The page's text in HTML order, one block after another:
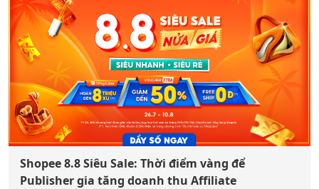
Shopee 8.8 Siêu Sale: Thời điểm vàng để
Publisher gia tăng doanh thu Affiliate